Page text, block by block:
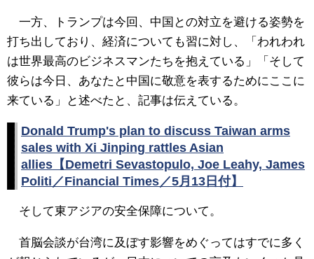
一方、トランプは今回、中国との対立を避ける姿勢を
打ち出しており、経済についても習に対し、「われわれ
は世界最高のビジネスマンたちを抱えている」「そして
彼らは今日、あなたと中国に敬意を表するためにここに
来ている」と述べたと、記事は伝えている。
Donald Trump's plan to discuss Taiwan arms
sales with Xi Jinping rattles Asian
allies【Demetri Sevastopulo, Joe Leahy, James
Politi／Financial Times／5月13日付】
そして東アジアの安全保障について。
首脳会談が台湾に及ぼす影響をめぐってはすでに多く